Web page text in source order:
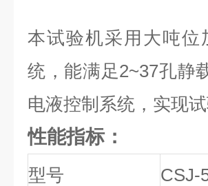
本试验机采用大吨
统，能满足2~37孔静
电液控制系统，实现
性能指标：
型号 CSJ-